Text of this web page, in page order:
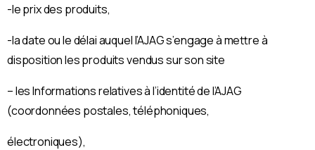
-le prix des produits,
-la date ou le délai auquel l’AJAG s’engage à mettre à
disposition les produits vendus sur son site
– les Informations relatives à l’identité de l’AJAG
(coordonnées postales, téléphoniques,
électroniques),